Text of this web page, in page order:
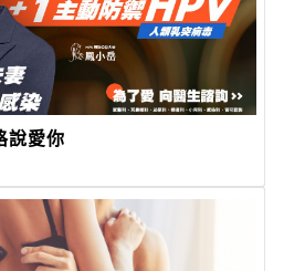
說愛你